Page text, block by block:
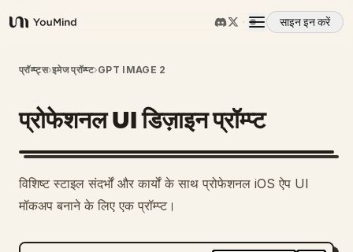
YouMind
साइन इन करें
अवलोकन
उपयोग के मामले
प्रॉम्प्ट्स›इमेज प्रॉम्प्ट›GPT IMAGE 2
प्रोफेशनल UI डिज़ाइन प्रॉम्प्ट
विशिष्ट स्टाइल संदर्भों और कार्यों के साथ प्रोफेशनल iOS ऐप UI
मॉकअप बनाने के लिए एक प्रॉम्प्ट।